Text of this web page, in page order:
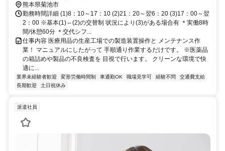
熊本県菊池市
勤務時間詳細 (1)8：10～17：10 (2)21：20～翌6：20 (3)17：00～翌
2：00 ※基本(1)⇔(2)の交替制 状況により(3)がある場合有 ＊実働8時
間/休憩60分 ＊交代シフ...
仕事内容 医療用品の生産工場での製造装置操作と メンテナンス作
業！ マニュアルにしたがって 手順通り作業するだけです。 ※医薬品
の箱詰めや製品の不良検査を 目視で行います。 クリーンな環境で快
適に...
業界未経験者歓迎 変形労働時間制 車通勤OK 職場見学可 経験不問
交通費支給
長期歓迎
土日祝休み
派遣社員